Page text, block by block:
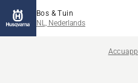
Bos & Tuin
NL, Nederlands